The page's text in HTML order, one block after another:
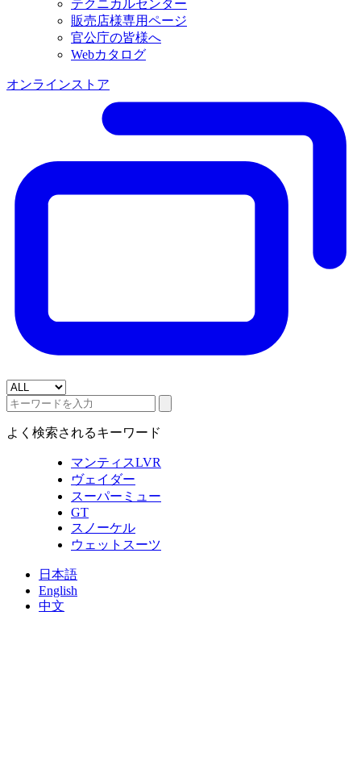
テクニカルセンター
販売店様専用ページ
官公庁の皆様へ
Webカタログ
オンラインストア
よく検索されるキーワード
マンティスLVR
ヴェイダー
スーパーミュー
GT
スノーケル
ウェットスーツ
日本語
English
中文